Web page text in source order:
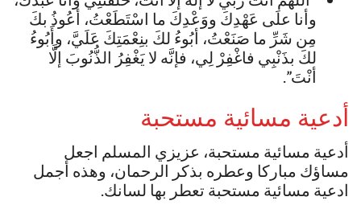
وأنا علَى عَهْدِكَ ووَعْدِكَ ما اسْتَطَعْتُ، أعُوذُ بكَ
مِن شَرِّ ما صَنَعْتُ، أبُوءُ لكَ بنِعْمَتِكَ عَلَيَّ، وأَبُوءُ
لكَ بذَنْبِي فاغْفِرْ لِي، فإنَّه لا يَغْفِرُ الذُّنُوبَ إلَّا
أنْتَ”.
أدعية مسائية مستحبة
أدعية مسائية مستحبة، عزيزي المسلم اجعل
مساؤك مباركا وعطره بذكر الرحمان، وهذه أجمل
ادعية مسائية مستحبة تعطر بها لسانك.